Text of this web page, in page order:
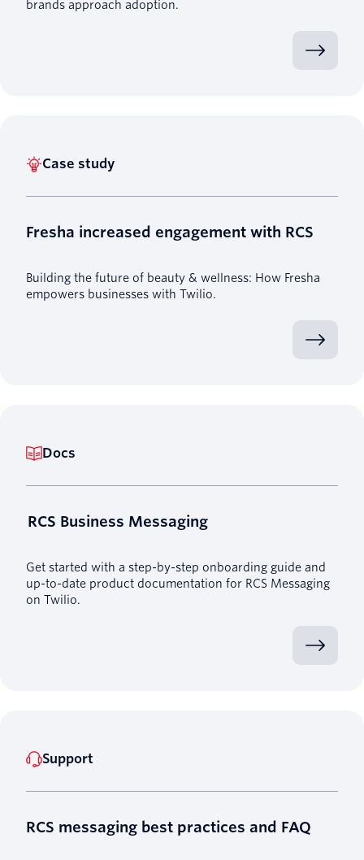
brands approach adoption.
Case study
Fresha increased engagement with RCS
Building the future of beauty & wellness: How Fresha
empowers businesses with Twilio.
Docs
RCS Business Messaging
Get started with a step-by-step onboarding guide and
up-to-date product documentation for RCS Messaging
on Twilio.
Support
RCS messaging best practices and FAQ